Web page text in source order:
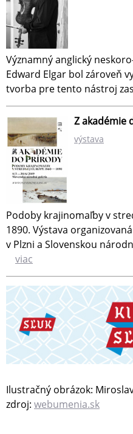
Významný anglický
Edward Elgar bol zároveň
tvorba pre tento nástroj
Z akadémie
výstava
Podoby krajinomaľby v
1890. Výstava
v Plzni a Slovenskou
viac
Ilustračný obrázok:
zdroj: webumenia.sk